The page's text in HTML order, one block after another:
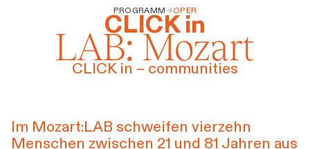
Tickets &
Termine
KALENDER
PROGRAMM
Repertoire Konzerte Festivals
ÜBER UNS
PROGRAMM→OPER
CLICK in
LAB: Mozart
CLICK in – communities
Im Mozart:LAB schweifen vierzehn
Menschen zwischen 21 und 81 Jahren aus